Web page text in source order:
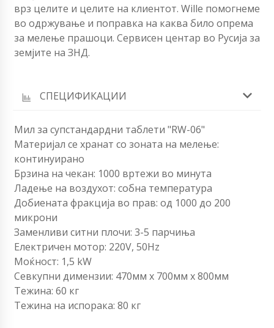
врз целите и целите на клиентот. Willе помогнеме
во одржување и поправка на каква било опрема
за мелење прашоци. Сервисен центар во Русија за
земјите на ЗНД.
СПЕЦИФИКАЦИИ
Мил за супстандардни таблети "RW-06"
Материјал се хранат со зоната на мелење:
континуирано
Брзина на чекан: 1000 вртежи во минута
Ладење на воздухот: собна температура
Добиената фракција во прав: од 1000 до 200
микрони
Заменливи ситни плочи: 3-5 парчиња
Електричен мотор: 220V, 50Hz
Моќност: 1,5 kW
Севкупни димензии: 470мм х 700мм х 800мм
Тежина: 60 ​​кг
Тежина на испорака: 80 кг